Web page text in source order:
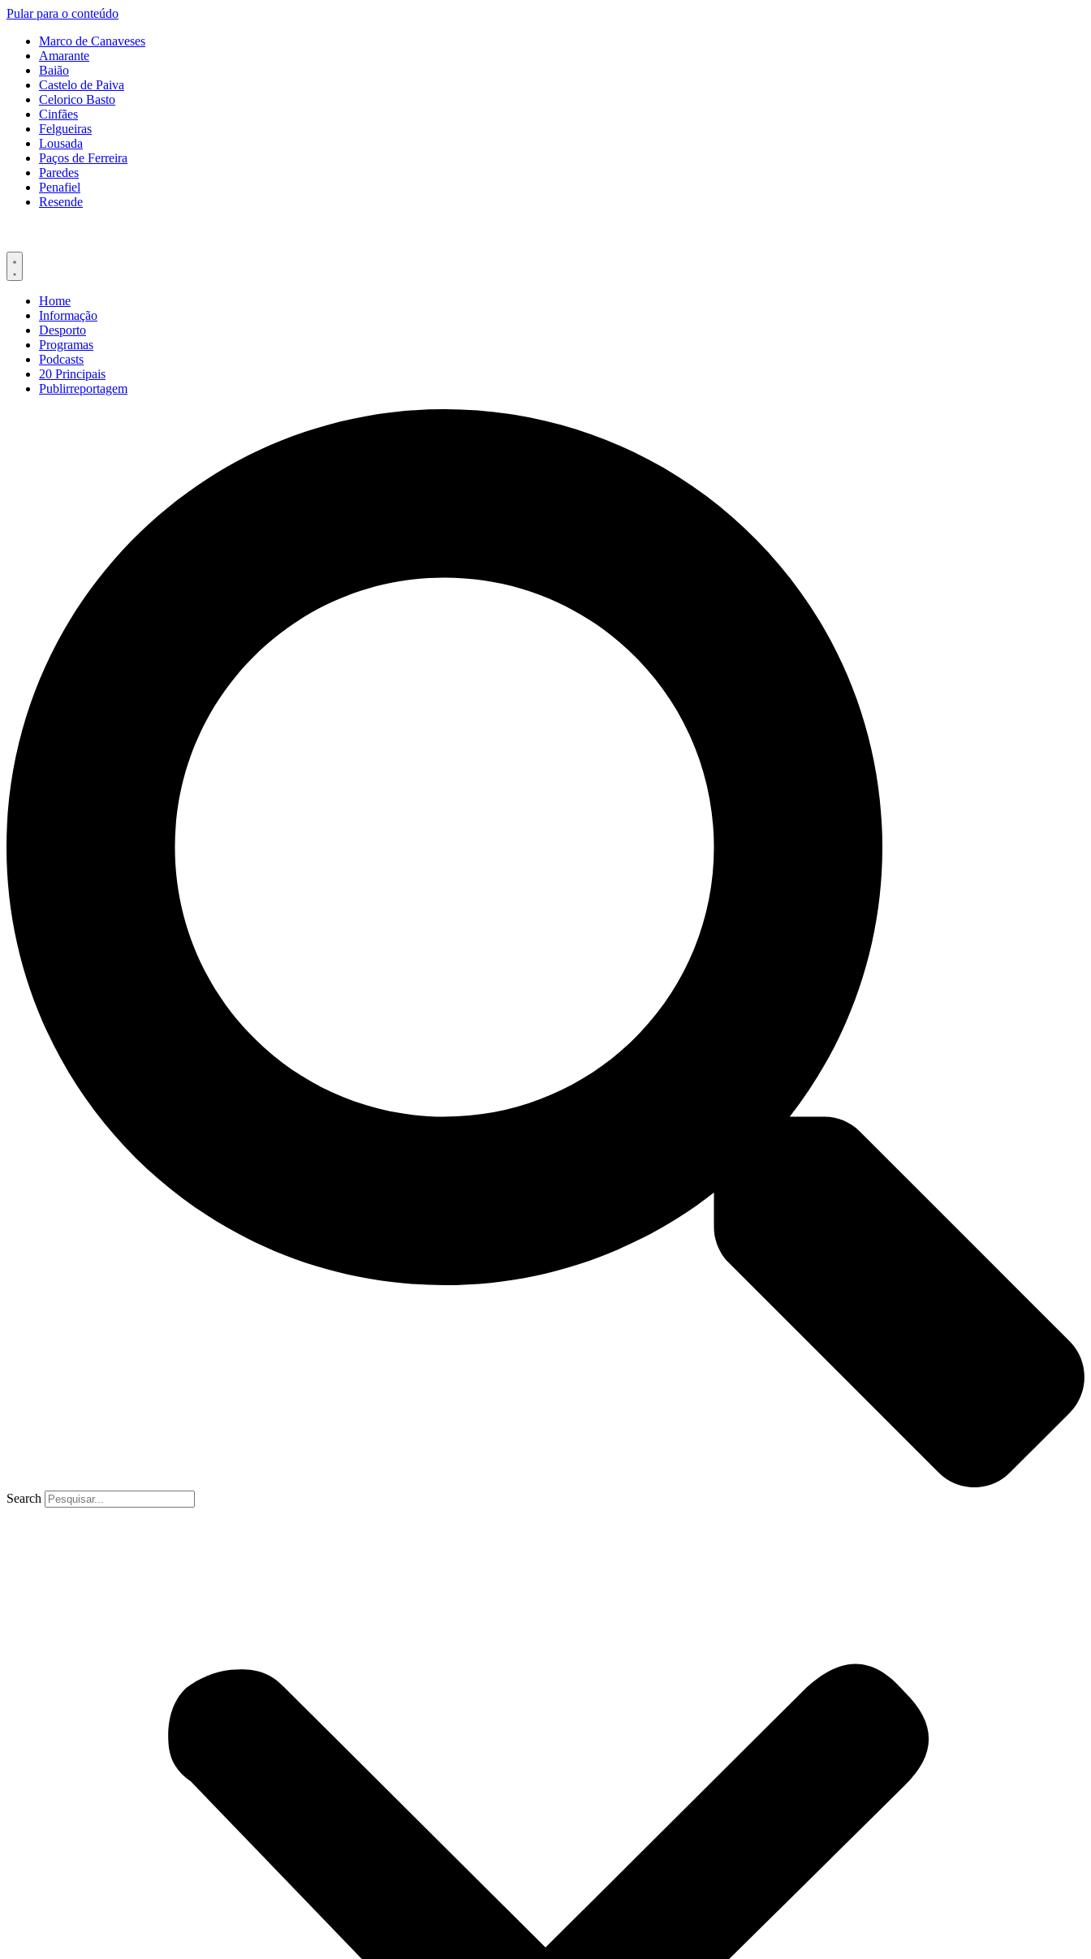
Pular para o conteúdo
Marco de Canaveses
Amarante
Baião
Castelo de Paiva
Celorico Basto
Cinfães
Felgueiras
Lousada
Paços de Ferreira
Paredes
Penafiel
Resende
Home
Informação
Desporto
Programas
Podcasts
20 Principais
Publirreportagem
Search